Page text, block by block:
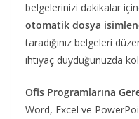
belgelerinizi dakikalar
otomatik dosya
taradığınız belgeleri
ihtiyaç duyduğunuzda
Ofis Programlarına
Word, Excel ve